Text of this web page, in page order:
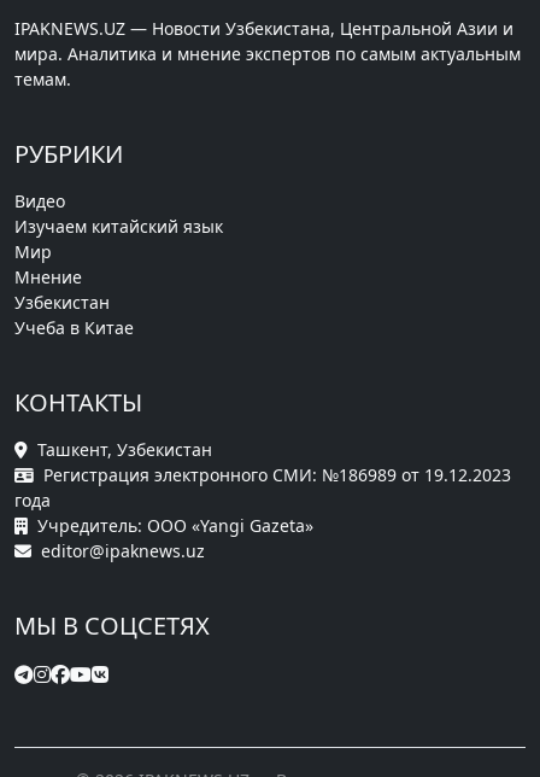
IPAKNEWS.UZ — Новости Узбекистана, Центральной Азии и
мира. Аналитика и мнение экспертов по самым актуальным
темам.
РУБРИКИ
Видео
Изучаем китайский язык
Мир
Мнение
Узбекистан
Учеба в Китае
КОНТАКТЫ
Ташкент, Узбекистан
Регистрация электронного СМИ: №186989 от 19.12.2023
года
Учредитель: ООО «Yangi Gazeta»
editor@ipaknews.uz
МЫ В СОЦСЕТЯХ